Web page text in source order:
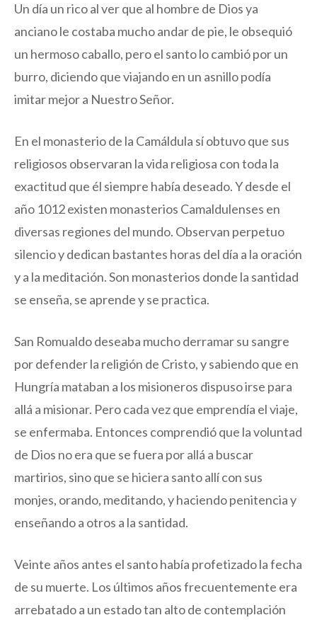
Un día un rico al ver que al hombre de Dios ya
anciano le costaba mucho andar de pie, le obsequió
un hermoso caballo, pero el santo lo cambió por un
burro, diciendo que viajando en un asnillo podía
imitar mejor a Nuestro Señor.
En el monasterio de la Camáldula sí obtuvo que sus
religiosos observaran la vida religiosa con toda la
exactitud que él siempre había deseado. Y desde el
año 1012 existen monasterios Camaldulenses en
diversas regiones del mundo. Observan perpetuo
silencio y dedican bastantes horas del día a la oración
y a la meditación. Son monasterios donde la santidad
se enseña, se aprende y se practica.
San Romualdo deseaba mucho derramar su sangre
por defender la religión de Cristo, y sabiendo que en
Hungría mataban a los misioneros dispuso irse para
allá a misionar. Pero cada vez que emprendía el viaje,
se enfermaba. Entonces comprendió que la voluntad
de Dios no era que se fuera por allá a buscar
martirios, sino que se hiciera santo allí con sus
monjes, orando, meditando, y haciendo penitencia y
enseñando a otros a la santidad.
Veinte años antes el santo había profetizado la fecha
de su muerte. Los últimos años frecuentemente era
arrebatado a un estado tan alto de contemplación